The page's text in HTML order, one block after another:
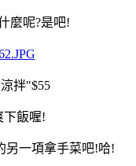
麼呢?是吧!
拌"$55
下飯喔!
另一項拿手菜吧!哈!